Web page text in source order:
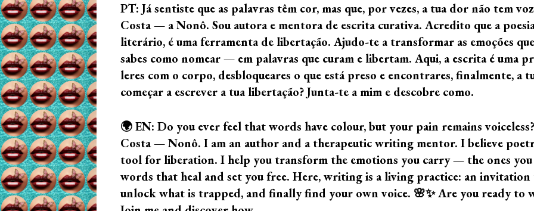
PT: Já sentiste que as palavras têm cor, mas que, por vezes, a tua dor não tem
Costa — a Nonô. Sou autora e mentora de escrita curativa. Acredito que a
literário, é uma ferramenta de libertação. Ajudo-te a transformar as emoções
sabes como nomear — em palavras que curam e libertam. Aqui, a escrita é uma
leres com o corpo, desbloqueares o que está preso e encontrares, finalmente, a
começar a escrever a tua libertação? Junta-te a mim e descobre como.
🌍 EN: Do you ever feel that words have colour, but your pain remains
Costa — Nonô. I am an author and a therapeutic writing mentor. I believe
tool for liberation. I help you transform the emotions you carry — the ones
words that heal and set you free. Here, writing is a living practice: an
unlock what is trapped, and finally find your own voice. 🌸✨ Are you ready to